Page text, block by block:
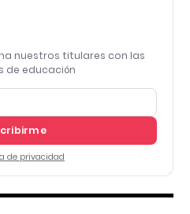
nuestros titulares con las
de educación
de privacidad